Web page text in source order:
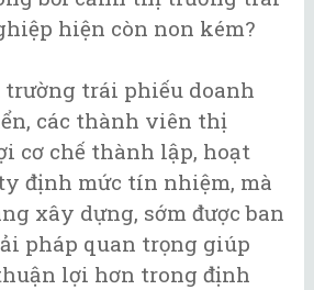
hiện còn non kém?
trái phiếu doanh
các thành viên thị
cơ chế thành lập, hoạt
định mức tín nhiệm, mà
xây dựng, sớm được ban
pháp quan trọng giúp
lợi hơn trong định